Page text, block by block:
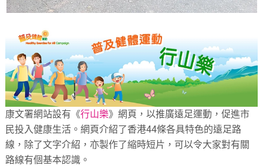
康文署網站設有《行山樂》網頁，以推廣遠足運動，促進市
民投入健康生活。網頁介紹了香港44條各具特色的遠足路
線，除了文字介紹，亦製作了縮時短片，可以令大家對有關
路線有個基本認識。